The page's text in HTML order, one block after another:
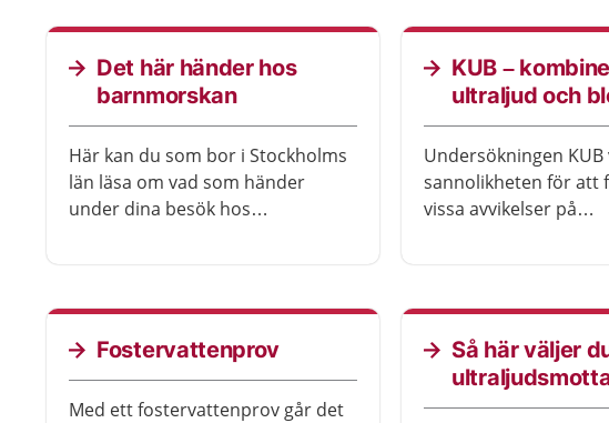
hjälp att förbereda
förlossningen.
för dig.
Det här händer hos
barnmorskan
Här kan du som bor i Stockholms
län läsa om vad som händer
under dina besök hos
KUB –
ultraljud och
Undersökningen KUB
sannolikheten för att
vissa avvikelser på
kan inte ge helt säkra
en uppskattning. Det
kompletteras med
att ge ett helt säkert
Fostervattenprov
Med ett fostervattenprov går det
Så här väljer